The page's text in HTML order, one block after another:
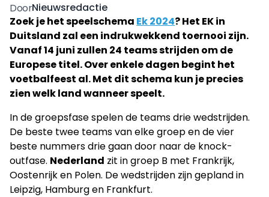
DoorNieuwsredactie
Zoek je het speelschema Ek 2024? Het EK in
Duitsland zal een indrukwekkend toernooi zijn.
Vanaf 14 juni zullen 24 teams strijden om de
Europese titel. Over enkele dagen begint het
voetbalfeest al. Met dit schema kun je precies
zien welk land wanneer speelt.
In de groepsfase spelen de teams drie wedstrijden.
De beste twee teams van elke groep en de vier
beste nummers drie gaan door naar de knock-
outfase. Nederland zit in groep B met Frankrijk,
Oostenrijk en Polen. De wedstrijden zijn gepland in
Leipzig, Hamburg en Frankfurt.